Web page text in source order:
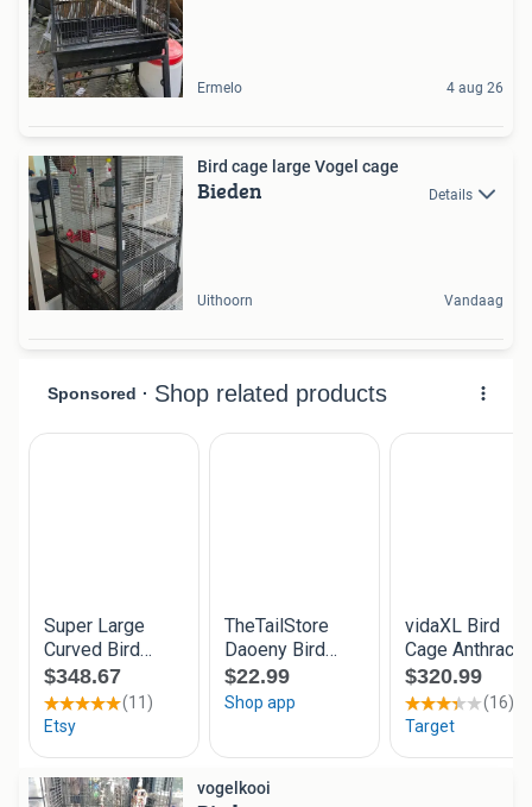
Ermelo 4 aug 26
Bird cage large Vogel cage
Bieden Details
Uithoorn Vandaag
vogelkooi